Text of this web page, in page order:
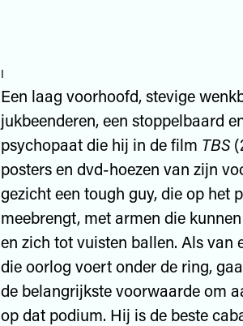
i
Een laag voorhoofd, stevige
jukbeenderen, een stoppelbaard
psychopaat die hij in de film TBS
posters en dvd-hoezen van zijn
gezicht een tough guy, die op het
meebrengt, met armen die
en zich tot vuisten ballen. Als van
die oorlog voert onder de ring,
de belangrijkste voorwaarde om
op dat podium. Hij is de beste